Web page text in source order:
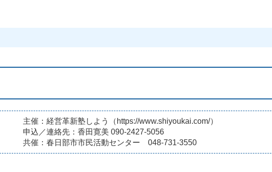
主催：経営革新塾しよう（https://www.shiyoukai.com/）
申込／連絡先：香田寛美 090-2427-5056
共催：春日部市市民活動センター 048-731-3550